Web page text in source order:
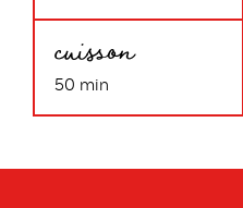
cuisson
50 min